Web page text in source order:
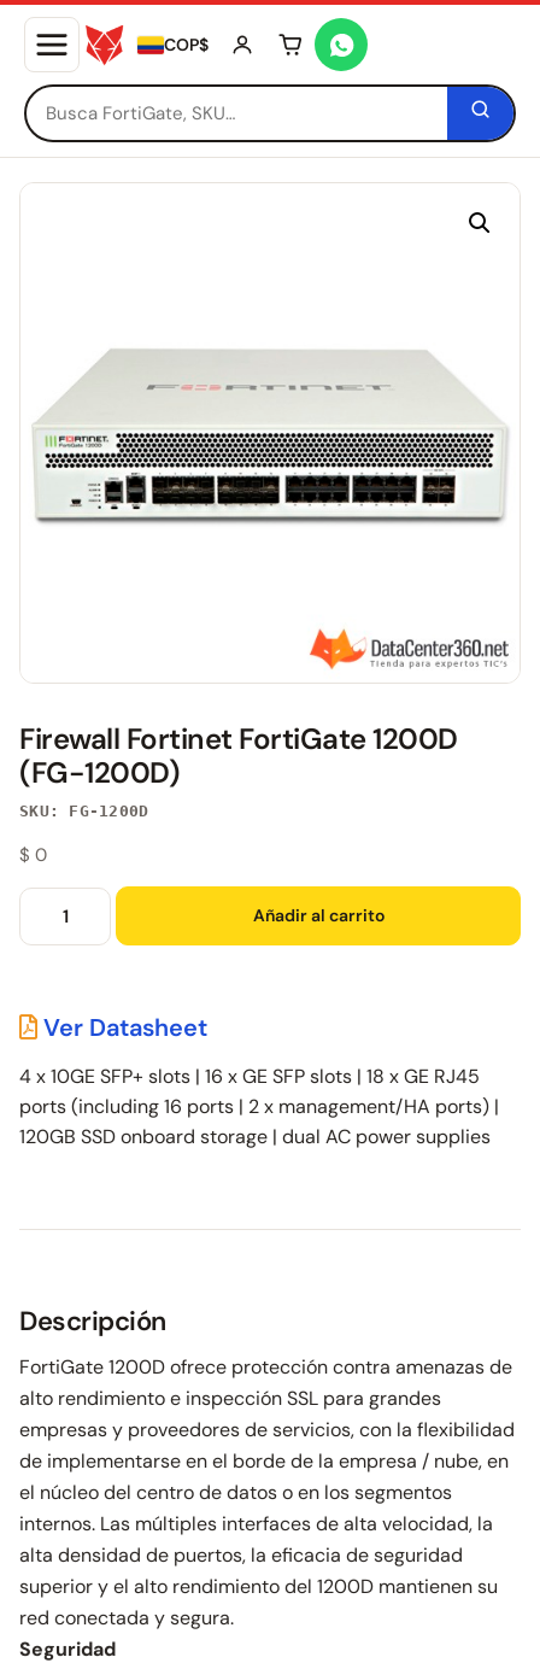
COP$ Tu carrito está vacío
Firewall Fortinet FortiGate 1200D
(FG-1200D)
SKU: FG-1200D
$ 0
Añadir al carrito
Ver Datasheet
4 x 10GE SFP+ slots | 16 x GE SFP slots | 18 x GE RJ45
ports (including 16 ports | 2 x management/HA ports) |
120GB SSD onboard storage | dual AC power supplies
Descripción
FortiGate 1200D ofrece protección contra amenazas de
alto rendimiento e inspección SSL para grandes
empresas y proveedores de servicios, con la flexibilidad
de implementarse en el borde de la empresa / nube, en
el núcleo del centro de datos o en los segmentos
internos. Las múltiples interfaces de alta velocidad, la
alta densidad de puertos, la eficacia de seguridad
superior y el alto rendimiento del 1200D mantienen su
red conectada y segura.
Seguridad